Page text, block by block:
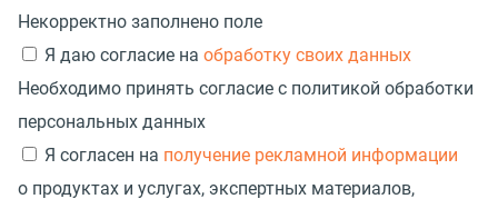
Некорректно заполнено поле
Я даю согласие на обработку своих данных
Необходимо принять согласие с политикой обработки
персональных данных
Я согласен на получение рекламной информации
о продуктах и услугах, экспертных материалов,